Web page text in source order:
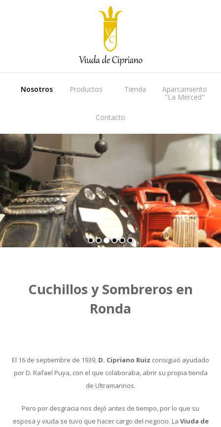
Nosotros Productos Tienda
Aparcamiento
"La Merced"
Contacto
Cuchillos y Sombreros en
Ronda
El 16 de septiembre de 1939, D. Cipriano Ruiz consiguió ayudado
por D. Rafael Puya, con el que colaboraba, abrir su propia tienda
de Ultramarinos.
Pero por desgracia nos dejó antes de tiempo, por lo que su
esposa y viuda se tuvo que hacer cargo del negocio. La Viuda de